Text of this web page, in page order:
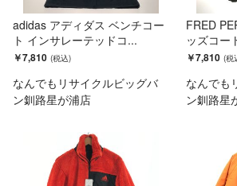
adidas アディダス ベンチコー
ト インサレーテッドコ...
￥7,810
なんでもリサイクルビッグバ
ン釧路星が浦店
FRED
ッズコー
￥7,810
なんでも
ン釧路星